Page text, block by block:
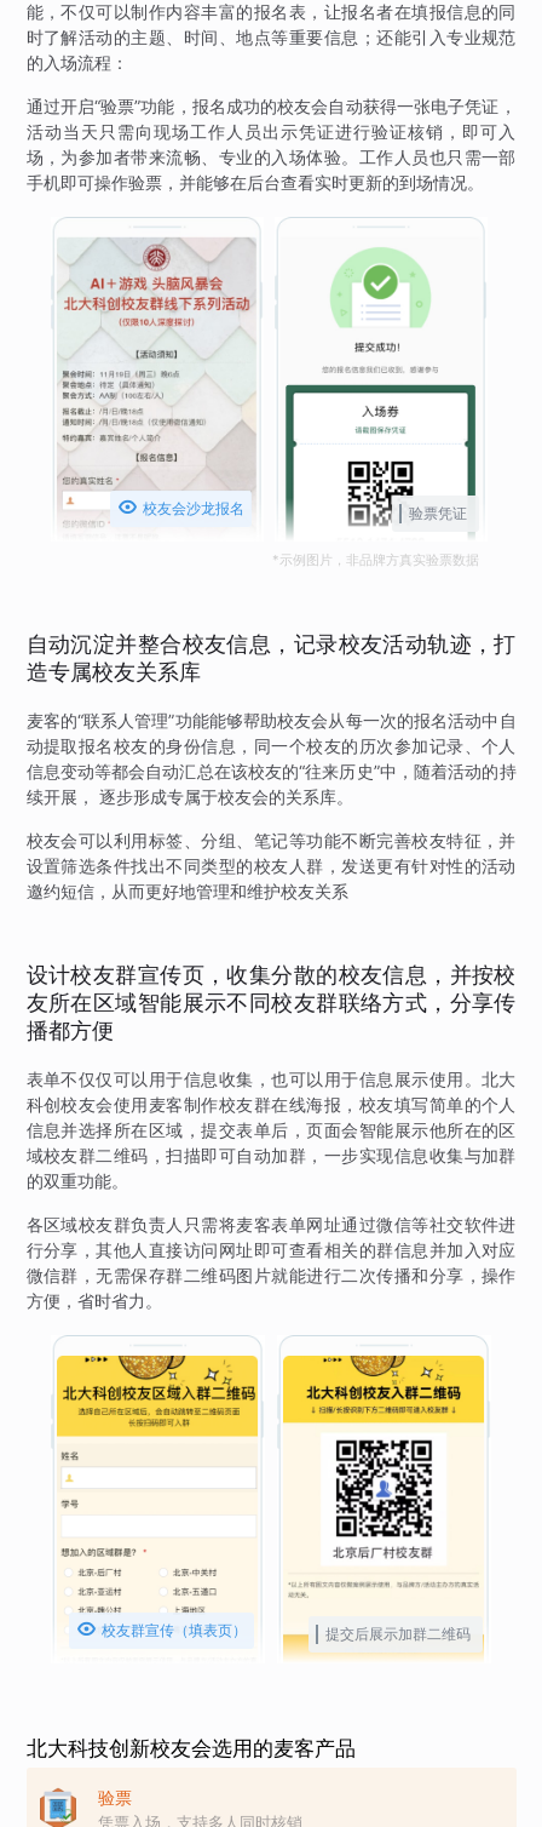
能，不仅可以制作内容丰富的报名表，让报名者在填报信息的同
时了解活动的主题、时间、地点等重要信息；还能引入专业规范
的入场流程：
通过开启“验票”功能，报名成功的校友会自动获得一张电子凭证，
活动当天只需向现场工作人员出示凭证进行验证核销，即可入
场，为参加者带来流畅、专业的入场体验。工作人员也只需一部
手机即可操作验票，并能够在后台查看实时更新的到场情况。
 校友会沙龙报名 验票凭证
*示例图片，非品牌方真实验票数据
自动沉淀并整合校友信息，记录校友活动轨迹，打
造专属校友关系库
麦客的“联系人管理”功能能够帮助校友会从每一次的报名活动中自
动提取报名校友的身份信息，同一个校友的历次参加记录、个人
信息变动等都会自动汇总在该校友的“往来历史”中，随着活动的持
续开展， 逐步形成专属于校友会的关系库。
校友会可以利用标签、分组、笔记等功能不断完善校友特征，并
设置筛选条件找出不同类型的校友人群，发送更有针对性的活动
邀约短信，从而更好地管理和维护校友关系
设计校友群宣传页，收集分散的校友信息，并按校
友所在区域智能展示不同校友群联络方式，分享传
播都方便
表单不仅仅可以用于信息收集，也可以用于信息展示使用。北大
科创校友会使用麦客制作校友群在线海报，校友填写简单的个人
信息并选择所在区域，提交表单后，页面会智能展示他所在的区
域校友群二维码，扫描即可自动加群，一步实现信息收集与加群
的双重功能。
各区域校友群负责人只需将麦客表单网址通过微信等社交软件进
行分享，其他人直接访问网址即可查看相关的群信息并加入对应
微信群，无需保存群二维码图片就能进行二次传播和分享，操作
方便，省时省力。
 校友群宣传（填表页） 提交后展示加群二维码
北大科技创新校友会选用的麦客产品
验票
凭票入场，支持多人同时核销